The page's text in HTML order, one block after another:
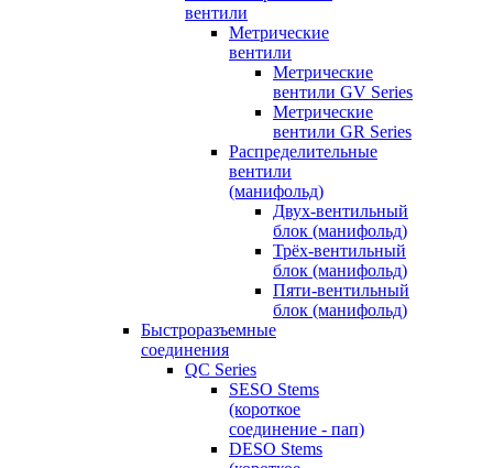
вентили
Метрические
вентили
Метрические
вентили GV Series
Метрические
вентили GR Series
Распределительные
вентили
(манифольд)
Двух-вентильный
блок (манифольд)
Трёх-вентильный
блок (манифольд)
Пяти-вентильный
блок (манифольд)
Быстроразъемные
соединения
QC Series
SESO Stems
(короткое
соединение - пап)
DESO Stems